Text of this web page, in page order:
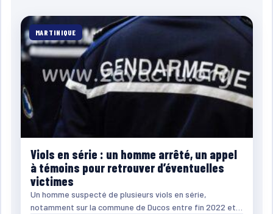
MARTINIQUE
Viols en série : un homme arrêté, un appel
à témoins pour retrouver d’éventuelles
victimes
Un homme suspecté de plusieurs viols en série,
notamment sur la commune de Ducos entre fin 2022 et…